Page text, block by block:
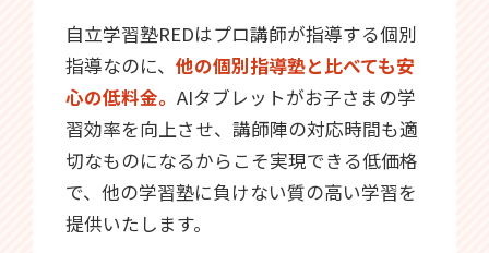
自立学習塾REDはプロ講師が指導する個別
指導なのに、 他の個別指導塾と比べても安
心の低料金。 AIタブレットがお子さまの学
習効率を向上させ、講師陣の対応時間も適
切なものになるからこそ実現できる低価格
で、他の学習塾に負けない質の高い学習を
提供いたします。